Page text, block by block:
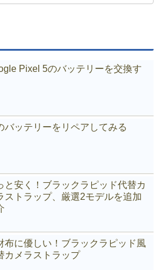
Pixel 5のバッテリーを交換す
バッテリーをリペアしてみる
と安く！ブラックラピッド代替カ
ストラップ、厳選2モデルを追加
布に優しい！ブラックラピッド風
カメラストラップ